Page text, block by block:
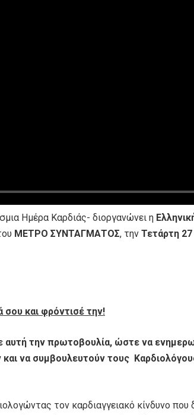
Ημέρα Καρδιάς- διοργανώνει η
ΜΕΤΡΟ ΣΥΝΤΑΓΜΑΤΟΣ, την Τετάρτη
και φρόντισέ την!
αυτή την πρωτοβουλία, ώστε να
να συμβουλευτούν τους
τον καρδιαγγειακό κίνδυνο που